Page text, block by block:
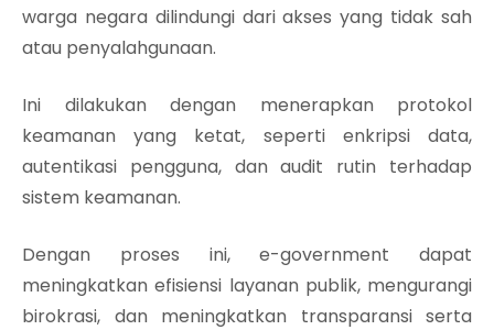
warga negara dilindungi dari akses yang tidak sah
atau penyalahgunaan.
Ini dilakukan dengan menerapkan protokol
keamanan yang ketat, seperti enkripsi data,
autentikasi pengguna, dan audit rutin terhadap
sistem keamanan.
Dengan proses ini, e-government dapat
meningkatkan efisiensi layanan publik, mengurangi
birokrasi, dan meningkatkan transparansi serta